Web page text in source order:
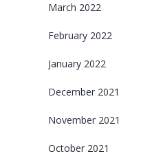
March 2022
February 2022
January 2022
December 2021
November 2021
October 2021